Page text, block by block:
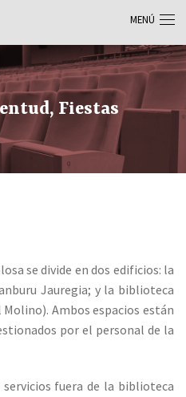
Fiestas
se divide en dos edificios: la
Jauregia; y la biblioteca
Ambos espacios están
por el personal de la
fuera de la biblioteca
MENÚ